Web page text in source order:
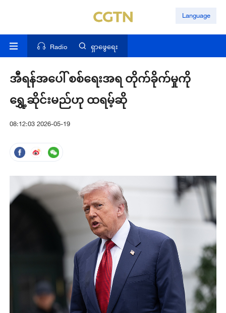
Language
Radio ရှာဖွေရေး
အီရန်အပေါ် စစ်ရေးအရ တိုက်ခိုက်မှုကို
ရွှေ့ဆိုင်းမည်ဟု ထရမ့်ဆို
08:12:03 2026-05-19